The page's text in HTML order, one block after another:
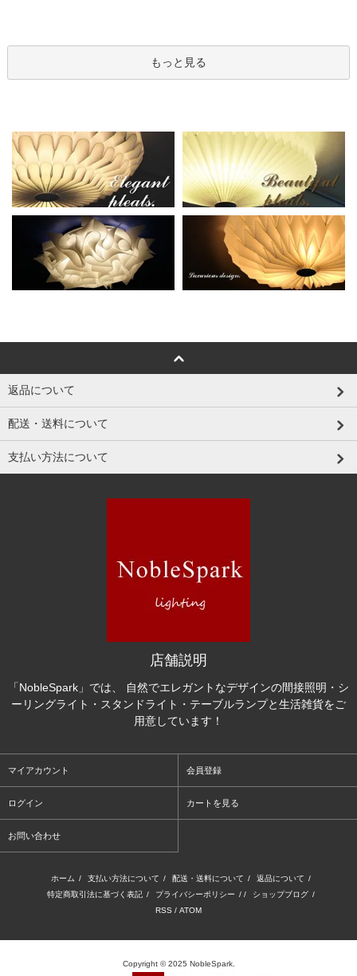
もっと見る
返品について
配送・送料について
支払い方法について
店舗説明
「NobleSpark」では、 自然でエレガントなデザインの間接照明・シ
ーリングライト・スタンドライト・テーブルランプと生活雑貨をご
用意しています！
マイアカウント 会員登録
ログイン カートを見る
お問い合わせ
ホーム / 支払い方法について / 配送・送料について / 返品について /
特定商取引法に基づく表記 / プライバシーポリシー / / ショップブログ /
RSS / ATOM
Copyright © 2025 NobleSpark.